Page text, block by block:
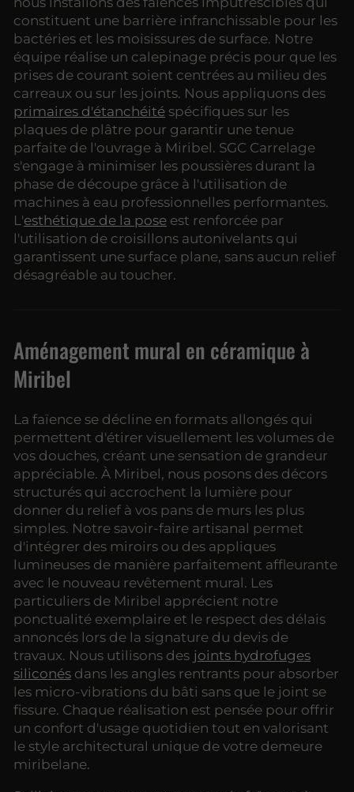
constituent une barrière infranchissable pour les
bactéries et les moisissures de surface. Notre
équipe réalise un calepinage précis pour que les
prises de courant soient centrées au milieu des
carreaux ou sur les joints. Nous appliquons des
primaires d'étanchéité spécifiques sur les
plaques de plâtre pour garantir une tenue
parfaite de l'ouvrage à Miribel. SGC Carrelage
s'engage à minimiser les poussières durant la
phase de découpe grâce à l'utilisation de
machines à eau professionnelles performantes.
L'esthétique de la pose est renforcée par
l'utilisation de croisillons autonivelants qui
garantissent une surface plane, sans aucun relief
désagréable au toucher.
Aménagement mural en céramique à
Miribel
La faïence se décline en formats allongés qui
permettent d'étirer visuellement les volumes de
vos douches, créant une sensation de grandeur
appréciable. À Miribel, nous posons des décors
structurés qui accrochent la lumière pour
donner du relief à vos pans de murs les plus
simples. Notre savoir-faire artisanal permet
d'intégrer des miroirs ou des appliques
lumineuses de manière parfaitement affleurante
avec le nouveau revêtement mural. Les
particuliers de Miribel apprécient notre
ponctualité exemplaire et le respect des délais
annoncés lors de la signature du devis de
travaux. Nous utilisons des joints hydrofuges
siliconés dans les angles rentrants pour absorber
les micro-vibrations du bâti sans que le joint se
fissure. Chaque réalisation est pensée pour offrir
un confort d'usage quotidien tout en valorisant
le style architectural unique de votre demeure
miribelane.